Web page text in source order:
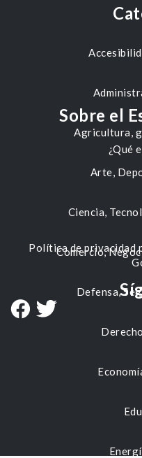
Agricultura,
Arte,
Ciencia,
Comercio,
Defensa,
Sobre el
¿Qué
Política de privacidad